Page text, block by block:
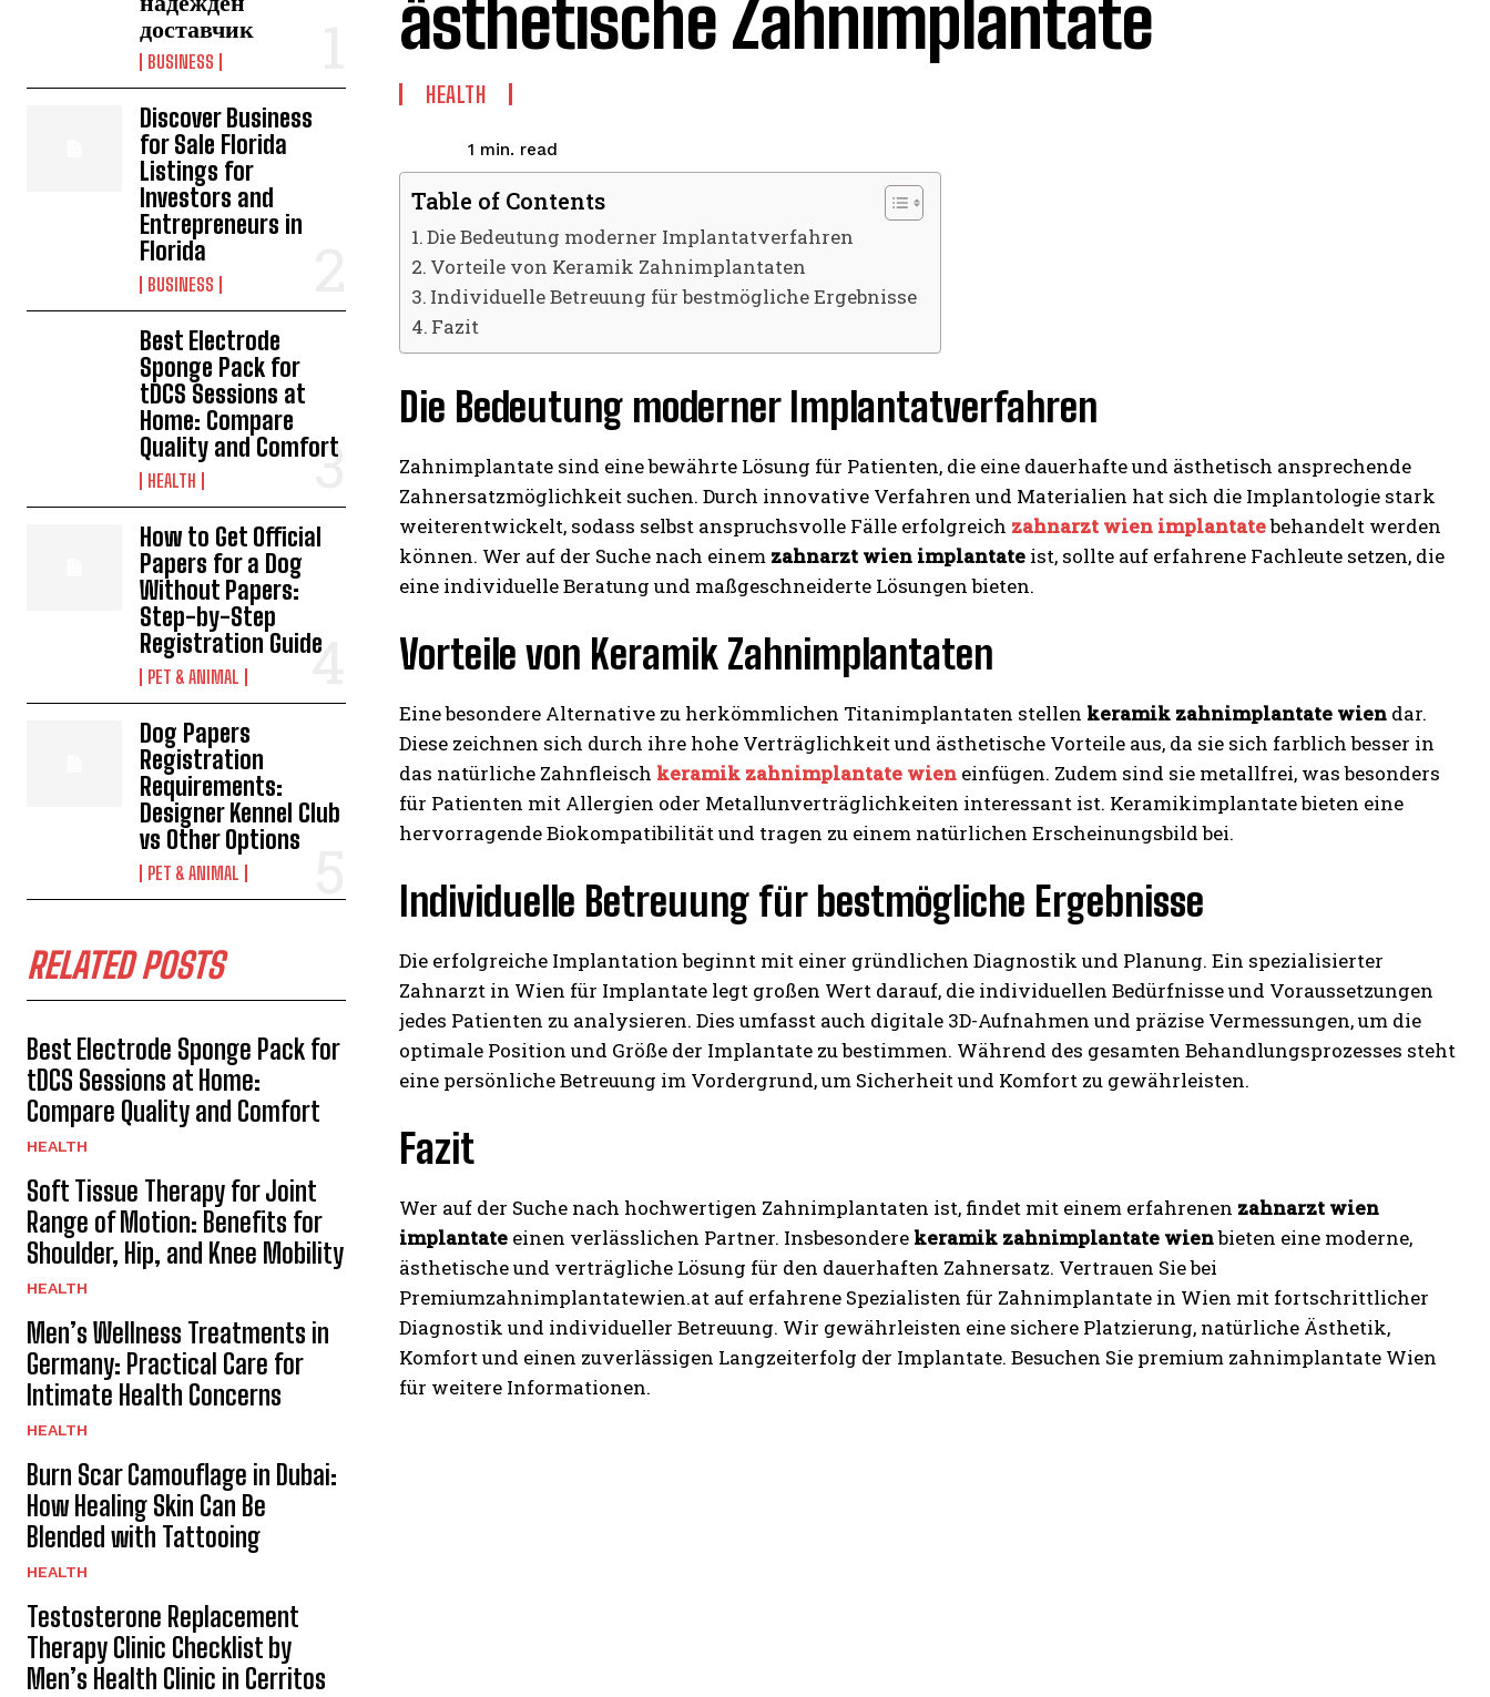
доставчик
BUSINESS
Discover Business
for Sale Florida
Listings for
Investors and
Entrepreneurs in
Florida
BUSINESS
Best Electrode
Sponge Pack for
tDCS Sessions at
Home: Compare
Quality and Comfort
HEALTH
How to Get Official
Papers for a Dog
Without Papers:
Step-by-Step
Registration Guide
PET & ANIMAL
Dog Papers
Registration
Requirements:
Designer Kennel Club
vs Other Options
PET & ANIMAL
RELATED POSTS
Best Electrode Sponge Pack for
tDCS Sessions at Home:
Compare Quality and Comfort
HEALTH
Soft Tissue Therapy for Joint
Range of Motion: Benefits for
Shoulder, Hip, and Knee Mobility
HEALTH
Men’s Wellness Treatments in
Germany: Practical Care for
Intimate Health Concerns
HEALTH
Burn Scar Camouflage in Dubai:
How Healing Skin Can Be
Blended with Tattooing
HEALTH
Testosterone Replacement
Therapy Clinic Checklist by
Men’s Health Clinic in Cerritos
ästhetische Zahnimplantate
HEALTH
1 min. read
Table of Contents
Die Bedeutung moderner Implantatverfahren
Vorteile von Keramik Zahnimplantaten
Individuelle Betreuung für bestmögliche Ergebnisse
Fazit
Die Bedeutung moderner Implantatverfahren
Zahnimplantate sind eine bewährte Lösung für Patienten, die eine dauerhafte und ästhetisch ansprechende
Zahnersatzmöglichkeit suchen. Durch innovative Verfahren und Materialien hat sich die Implantologie stark
weiterentwickelt, sodass selbst anspruchsvolle Fälle erfolgreich zahnarzt wien implantatebehandelt werden
können. Wer auf der Suche nach einem zahnarzt wien implantate ist, sollte auf erfahrene Fachleute setzen, die
eine individuelle Beratung und maßgeschneiderte Lösungen bieten.
Vorteile von Keramik Zahnimplantaten
Eine besondere Alternative zu herkömmlichen Titanimplantaten stellen keramik zahnimplantate wien dar.
Diese zeichnen sich durch ihre hohe Verträglichkeit und ästhetische Vorteile aus, da sie sich farblich besser in
das natürliche Zahnfleisch keramik zahnimplantate wien einfügen. Zudem sind sie metallfrei, was besonders
für Patienten mit Allergien oder Metallunverträglichkeiten interessant ist. Keramikimplantate bieten eine
hervorragende Biokompatibilität und tragen zu einem natürlichen Erscheinungsbild bei.
Individuelle Betreuung für bestmögliche Ergebnisse
Die erfolgreiche Implantation beginnt mit einer gründlichen Diagnostik und Planung. Ein spezialisierter
Zahnarzt in Wien für Implantate legt großen Wert darauf, die individuellen Bedürfnisse und Voraussetzungen
jedes Patienten zu analysieren. Dies umfasst auch digitale 3D-Aufnahmen und präzise Vermessungen, um die
optimale Position und Größe der Implantate zu bestimmen. Während des gesamten Behandlungsprozesses steht
eine persönliche Betreuung im Vordergrund, um Sicherheit und Komfort zu gewährleisten.
Fazit
Wer auf der Suche nach hochwertigen Zahnimplantaten ist, findet mit einem erfahrenen zahnarzt wien
implantate einen verlässlichen Partner. Insbesondere keramik zahnimplantate wienbieten eine moderne,
ästhetische und verträgliche Lösung für den dauerhaften Zahnersatz. Vertrauen Sie bei
Premiumzahnimplantatewien.at auf erfahrene Spezialisten für Zahnimplantate in Wien mit fortschrittlicher
Diagnostik und individueller Betreuung. Wir gewährleisten eine sichere Platzierung, natürliche Ästhetik,
Komfort und einen zuverlässigen Langzeiterfolg der Implantate. Besuchen Sie premium zahnimplantate Wien
für weitere Informationen.